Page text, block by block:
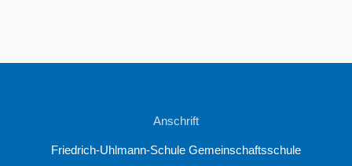
Anschrift
Friedrich-Uhlmann-Schule Gemeinschaftsschule